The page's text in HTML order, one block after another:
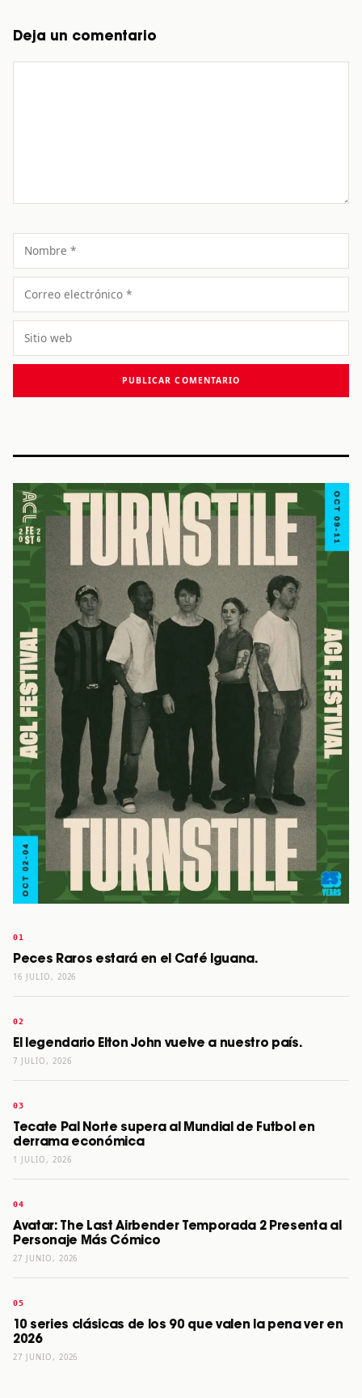
Deja un comentario
Nombre
Correo
electrónico
Sitio
web
Peces Raros estará en el Café Iguana.
16 JULIO, 2026
El legendario Elton John vuelve a nuestro país.
7 JULIO, 2026
Tecate Pal Norte supera al Mundial de Futbol en
derrama económica
1 JULIO, 2026
Avatar: The Last Airbender Temporada 2 Presenta al
Personaje Más Cómico
27 JUNIO, 2026
10 series clásicas de los 90 que valen la pena ver en
2026
27 JUNIO, 2026